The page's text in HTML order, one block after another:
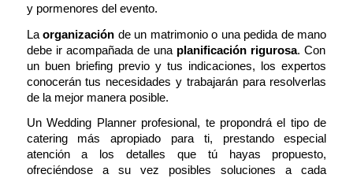
y pormenores del evento.
Laorganización de un matrimonio o una pedida de mano
debe ir acompañada de una planificación rigurosa. Con
un buen briefing previo y tus indicaciones, los expertos
conocerán tus necesidades y trabajarán para resolverlas
de la mejor manera posible.
Un Wedding Planner profesional, te propondrá el tipo de
catering más apropiado para ti, prestando especial
atención a los detalles que tú hayas propuesto,
ofreciéndose a su vez posibles soluciones a cada